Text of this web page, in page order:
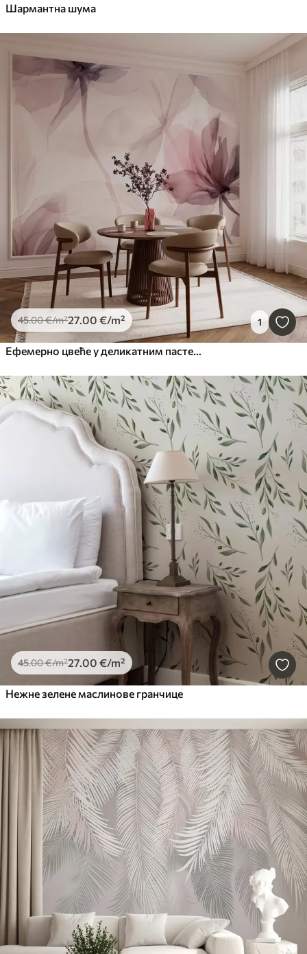
Шармантна шума
45.00€/m²27.00 €/m² 1
Ефемерно цвеће у деликатним пастелним бојама
45.00€/m²27.00 €/m²
Нежне зелене маслинове гранчице